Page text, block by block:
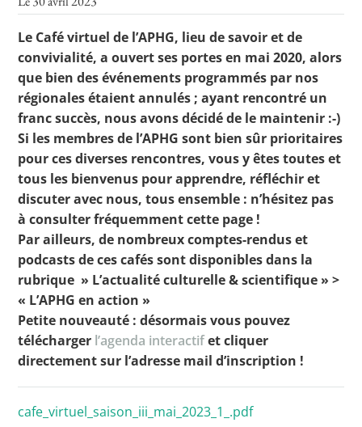
Toutes les actualités
Les rendez-vous de l’APHG
Concours de recrutement
Concours scolaires
Conférences, tables rondes
Critique d’ouvrages publiés
Culture
Le Café virtuel de l’APHG, lieu de savoir et de
convivialité, a ouvert ses portes en mai 2020, alors
que bien des événements programmés par nos
régionales étaient annulés ; ayant rencontré un
franc succès, nous avons décidé de le maintenir :-)
Si les membres de l’APHG sont bien sûr prioritaires
pour ces diverses rencontres, vous y êtes toutes et
tous les bienvenus pour apprendre, réfléchir et
discuter avec nous, tous ensemble : n’hésitez pas
à consulter fréquemment cette page !
Par ailleurs, de nombreux comptes-rendus et
podcasts de ces cafés sont disponibles dans la
rubrique » L’actualité culturelle & scientifique » >
« L’APHG en action »
Petite nouveauté : désormais vous pouvez
télécharger l’agenda interactifet cliquer
directement sur l’adresse mail d’inscription !
cafe_virtuel_saison_iii_mai_2023_1_.pdf